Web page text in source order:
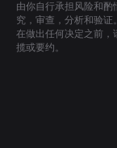
由你自行承担风险和
究，审查，分析和验
在做出任何决定之前，
揽或要约。